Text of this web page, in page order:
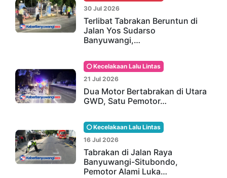
30 Jul 2026
Terlibat Tabrakan Beruntun di
Jalan Yos Sudarso
Banyuwangi,…
Kecelakaan Lalu Lintas
21 Jul 2026
Dua Motor Bertabrakan di Utara
GWD, Satu Pemotor…
Kecelakaan Lalu Lintas
16 Jul 2026
Tabrakan di Jalan Raya
Banyuwangi-Situbondo,
Pemotor Alami Luka…